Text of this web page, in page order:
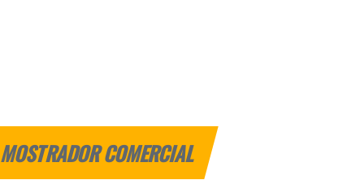
MOSTRADOR COMERCIAL